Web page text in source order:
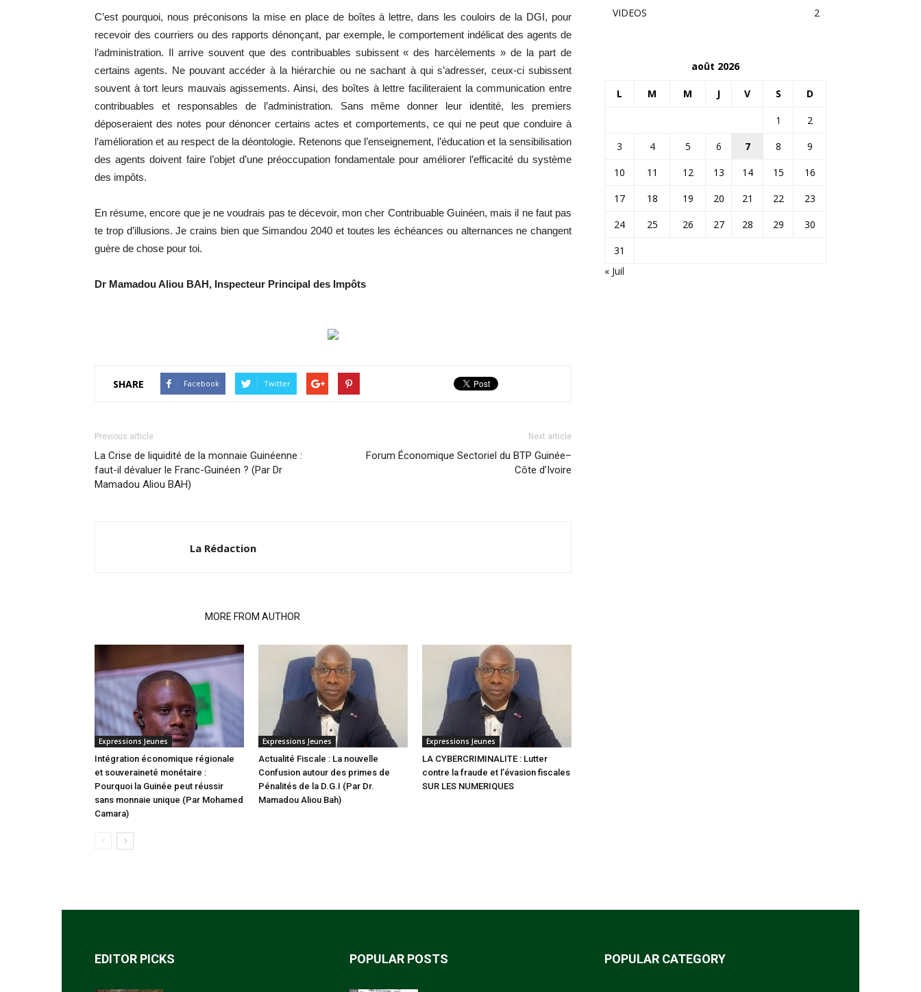
C’est pourquoi, nous préconisons la mise en place de boîtes à lettre, dans les couloirs de la DGI, pour
recevoir des courriers ou des rapports dénonçant, par exemple, le comportement indélicat des agents de
l’administration. Il arrive souvent que des contribuables subissent « des harcèlements » de la part de
certains agents. Ne pouvant accéder à la hiérarchie ou ne sachant à qui s’adresser, ceux-ci subissent
souvent à tort leurs mauvais agissements. Ainsi, des boîtes à lettre faciliteraient la communication entre
contribuables et responsables de l’administration. Sans même donner leur identité, les premiers
déposeraient des notes pour dénoncer certains actes et comportements, ce qui ne peut que conduire à
l’amélioration et au respect de la déontologie. Retenons que l’enseignement, l’éducation et la sensibilisation
des agents doivent faire l’objet d’une préoccupation fondamentale pour améliorer l’efficacité du système
des impôts.
En résume, encore que je ne voudrais pas te décevoir, mon cher Contribuable Guinéen, mais il ne faut pas
te trop d’illusions. Je crains bien que Simandou 2040 et toutes les échéances ou alternances ne changent
guère de chose pour toi.
Dr Mamadou Aliou BAH, Inspecteur Principal des Impôts
SHARE Facebook Twitter
Previous article
La Crise de liquidité de la monnaie Guinéenne :
faut-il dévaluer le Franc-Guinéen ? (Par Dr
Mamadou Aliou BAH)
Next article
Forum Économique Sectoriel du BTP Guinée–
Côte d’Ivoire
La Rédaction
MORE FROM AUTHOR
Expressions Jeunes
Intégration économique régionale
et souveraineté monétaire :
Pourquoi la Guinée peut réussir
sans monnaie unique (Par Mohamed
Camara)
Expressions Jeunes
Actualité Fiscale : La nouvelle
Confusion autour des primes de
Pénalités de la D.G.I (Par Dr.
Mamadou Aliou Bah)
Expressions Jeunes
LA CYBERCRIMINALITE : Lutter
contre la fraude et l’évasion fiscales
SUR LES NUMERIQUES
VIDEOS
2
août 2026
L M M J V S D
1
2
3
4 5 6 7 8
9
10
11 12 13 14 15
16
17
18 19 20 21 22
23
24
25 26 27 28 29
30
31
« Juil
EDITOR PICKS POPULAR POSTS POPULAR CATEGORY